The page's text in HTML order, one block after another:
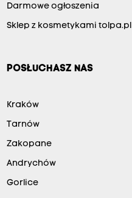
Darmowe ogłoszenia
Sklep z kosmetykami tolpa.pl
POSŁUCHASZ NAS
Kraków
Tarnów
Zakopane
Andrychów
Gorlice